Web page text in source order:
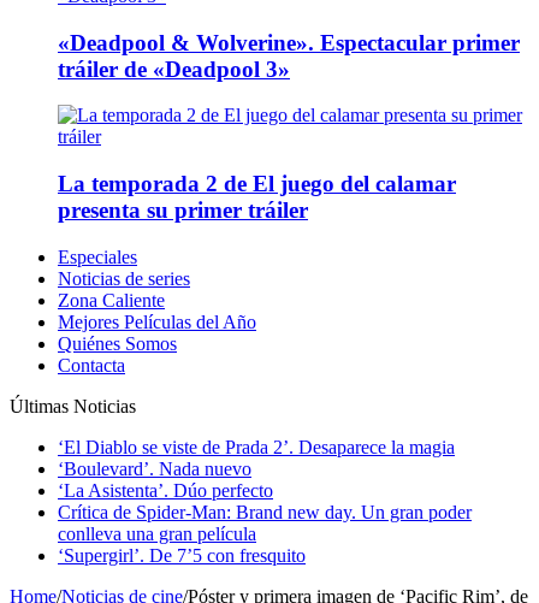
«Deadpool & Wolverine». Espectacular primer
tráiler de «Deadpool 3»
La temporada 2 de El juego del calamar
presenta su primer tráiler
Especiales
Noticias de series
Zona Caliente
Mejores Películas del Año
Quiénes Somos
Contacta
Últimas Noticias
‘El Diablo se viste de Prada 2’. Desaparece la magia
‘Boulevard’. Nada nuevo
‘La Asistenta’. Dúo perfecto
Crítica de Spider-Man: Brand new day. Un gran poder
conlleva una gran película
‘Supergirl’. De 7’5 con fresquito
Home/Noticias de cine/Póster y primera imagen de ‘Pacific Rim’, de